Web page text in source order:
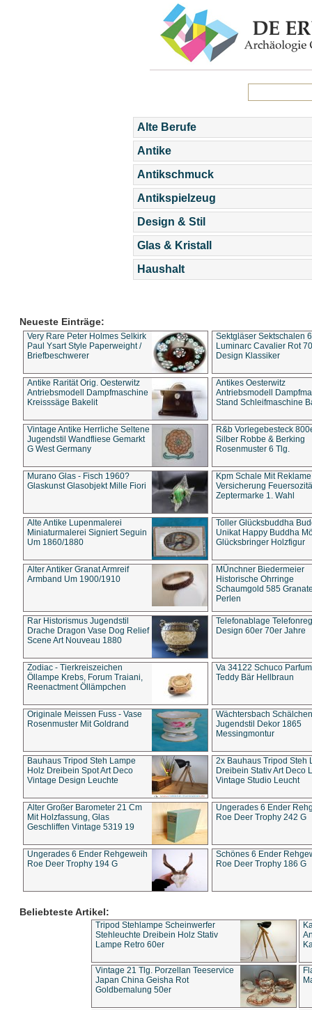
Alte Berufe
Antike
Antikschmuck
Antikspielzeug
Design & Stil
Glas & Kristall
Haushalt
Neueste Einträge:
Very Rare Peter Holmes Selkirk
Paul Ysart Style Paperweight /
Briefbeschwerer
Sektgläser Sektschalen
Luminarc Cavalier Rot
Design Klassiker
Antike Rarität Orig. Oesterwitz
Antriebsmodell Dampfmaschine
Kreisssäge Bakelit
Antikes Oesterwitz
Antriebsmodell
Stand Schleifmaschine
Vintage Antike Herrliche Seltene
Jugendstil Wandfliese Gemarkt
G West Germany
R&b Vorlegebesteck
Silber Robbe & Berking
Rosenmuster 6 Tlg.
Murano Glas - Fisch 1960?
Glaskunst Glasobjekt Mille Fiori
Kpm Schale Mit Reklame
Versicherung
Zeptermarke 1. Wahl
Alte Antike Lupenmalerei
Miniaturmalerei Signiert Seguin
Um 1860/1880
Toller Glücksbuddha
Unikat Happy Buddha
Glücksbringer Holzfigur
Alter Antiker Granat Armreif
Armband Um 1900/1910
MÜnchner Biedermeier
Historische Ohrringe
Schaumgold 585
Perlen
Rar Historismus Jugendstil
Drache Dragon Vase Dog Relief
Scene Art Nouveau 1880
Telefonablage
Design 60er 70er Jahre
Zodiac - Tierkreiszeichen
Öllampe Krebs, Forum Traiani,
Reenactment Öllämpchen
Va 34122 Schuco
Teddy Bär Hellbraun
Originale Meissen Fuss - Vase
Rosenmuster Mit Goldrand
Wächtersbach Schälchen
Jugendstil Dekor 1865
Messingmontur
Bauhaus Tripod Steh Lampe
Holz Dreibein Spot Art Deco
Vintage Design Leuchte
2x Bauhaus Tripod Steh
Dreibein Stativ Art Deco
Vintage Studio Leucht
Alter Großer Barometer 21 Cm
Mit Holzfassung, Glas
Geschliffen Vintage 5319 19
Ungerades 6 Ender
Roe Deer Trophy 242 G
Ungerades 6 Ender Rehgeweih
Roe Deer Trophy 194 G
Schönes 6 Ender
Roe Deer Trophy 186 G
Beliebteste Artikel:
Tripod Stehlampe Scheinwerfer
Stehleuchte Dreibein Holz Stativ
Lampe Retro 60er
Vintage 21 Tlg. Porzellan Teeservice
Japan China Geisha Rot
Goldbemalung 50er